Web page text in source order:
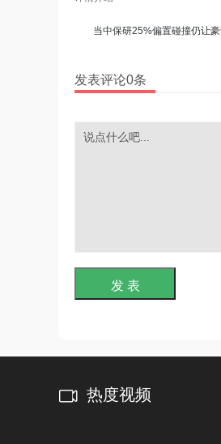
当中保研25%偏置碰撞仍让
发表评论0条
发 表
热度视频